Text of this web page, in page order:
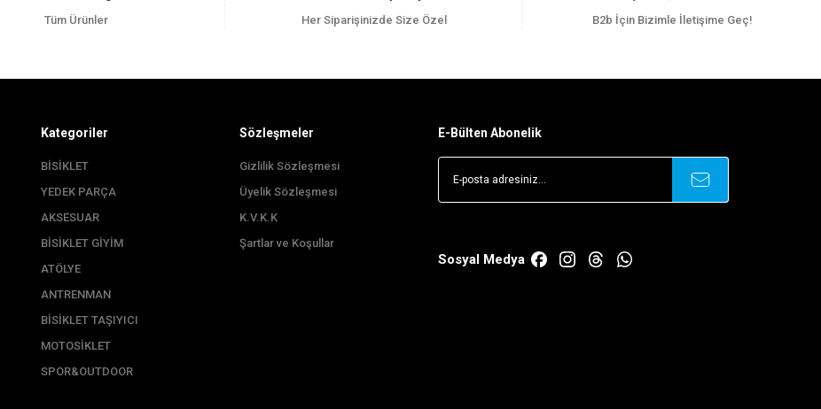
Tüm Ürünler Her Siparişinizde Size Özel B2b İçin Bizimle İletişime Geç!
Kategoriler
BİSİKLET
YEDEK PARÇA
AKSESUAR
BİSİKLET GİYİM
ATÖLYE
ANTRENMAN
BİSİKLET TAŞIYICI
MOTOSİKLET
SPOR&OUTDOOR
Sözleşmeler
Gizlilik Sözleşmesi
Üyelik Sözleşmesi
K.V.K.K
Şartlar ve Koşullar
E-Bülten Abonelik
Sosyal Medya